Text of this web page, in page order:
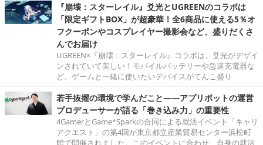
『崩壊：スターレイル』爻光とUGREENのコラボは
「限定ギフトBOX」が超豪華！全6商品に使える5％オ
フクーポンやコスプレイヤー撮影会など、盛りだくさ
んでお届け
UGREEN×『崩壊：スターレイル』コラボは、爻光がデザイ
ンされていて美しい！モバイルバッテリーや急速充電器な
ど、ゲームと一緒に使いたいデバイスがてんこ盛り
若手抜擢の環境で学んだこと――アプリボットの運営
プロデューサーが語る「巻き込み力」の重要性
4GamerとGame*Sparkの合同による就活イベント「キャリ
アクエスト」の第4回が東京都立産業貿易センター浜松町
館で開催されました。このイベントに合わせ、自身の就活